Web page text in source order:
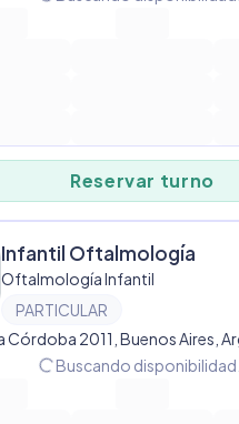
Reservar turno
Infantil Oftalmología
Oftalmología Infantil
PARTICULAR
progress_activityBuscando disponibilidad…